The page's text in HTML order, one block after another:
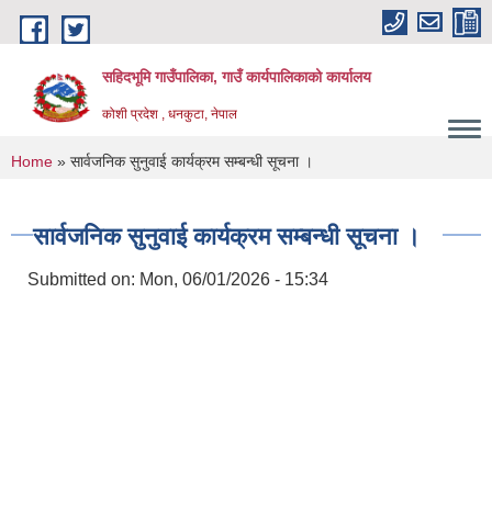
Skip to main content
सहिदभूमि गाउँपालिका, गाउँ कार्यपालिकाको कार्यालय
कोशी प्रदेश , धनकुटा, नेपाल
You are here
Home » सार्वजनिक सुनुवाई कार्यक्रम सम्बन्धी सूचना ।
सार्वजनिक सुनुवाई कार्यक्रम सम्बन्धी सूचना ।
Submitted on: Mon, 06/01/2026 - 15:34